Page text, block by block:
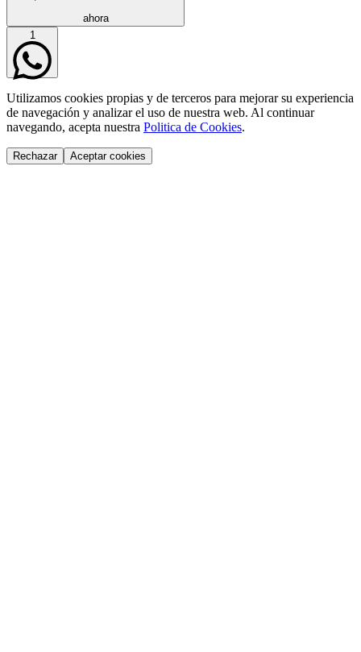
ahora
1
Utilizamos cookies propias y de terceros para mejorar su experiencia
de navegación y analizar el uso de nuestra web. Al continuar
navegando, acepta nuestra Politica de Cookies.
Rechazar Aceptar cookies